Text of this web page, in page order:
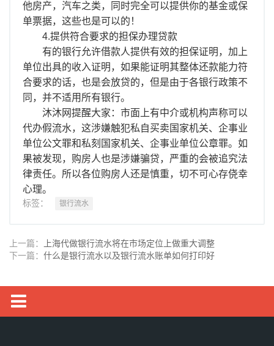
他房产，汽车之类，同时完全可以提供你的基金或保
单票据，这些也是可以的！
4.提供符合要求的担保办理贷款
有的银行允许借款人提供有效的担保证明，加上
单位出具的收入证明，如果能证明其整体还款能力符
合要求的话，也是会放贷的，但是由于各银行政策不
同，并不适用所有银行。
沐沐网提醒大家：市面上有中介或机构声称可以
代办假流水，这涉嫌触犯私自买卖国家机关、企事业
单位公文罪和私刻国家机关、企事业单位公章罪。如
果被发现，购房人也是涉嫌骗贷，严重的会被追究法
律责任。所以各位购房人还是慎重，切不可心存侥幸
心理。
标签： 银行流水
上一篇：
上海代做银行流水将在市场定位上做重大调整
下一篇：什么是银行流水以及银行流水账单如何打印好